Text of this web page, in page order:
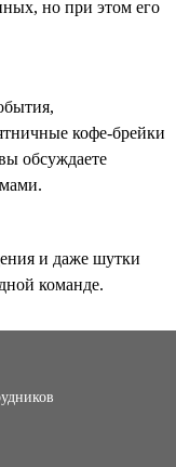
но при этом его
кофе-брейки
обсуждаете
и даже шутки
команде.